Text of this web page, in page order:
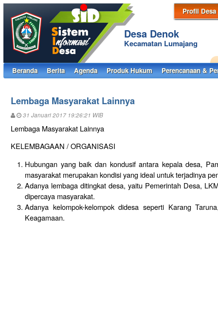
Profil Desa
Desa Denok
Kecamatan Lumajang
Beranda Berita Agenda Produk Hukum Perencanaan &
Lembaga Masyarakat Lainnya
31 Januari 2017 19:26:21 WIB
Lembaga Masyarakat Lainnya
KELEMBAGAAN / ORGANISASI
Hubungan yang baik dan kondusif antara kepala desa,
masyarakat merupakan kondisi yang ideal untuk terjadinya
Adanya lembaga ditingkat desa, yaitu Pemerintah Desa,
dipercaya masyarakat.
Adanya kelompok-kelompok didesa seperti Karang
Keagamaan.